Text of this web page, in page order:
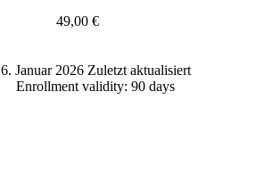
49,00 €
6. Januar 2026 Zuletzt aktualisiert
Enrollment validity: 90 days